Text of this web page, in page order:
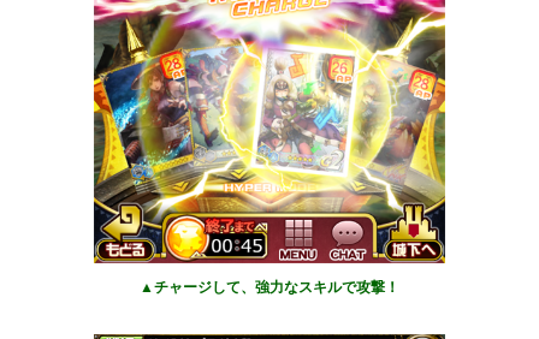
▲チャージして、強力なスキルで攻撃！